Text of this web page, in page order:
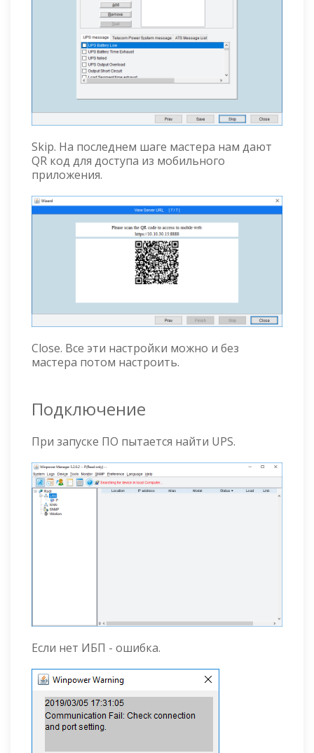
Skip. На последнем шаге мастера нам дают
QR код для доступа из мобильного
приложения.
Close. Все эти настройки можно и без
мастера потом настроить.
Подключение
При запуске ПО пытается найти UPS.
Если нет ИБП - ошибка.